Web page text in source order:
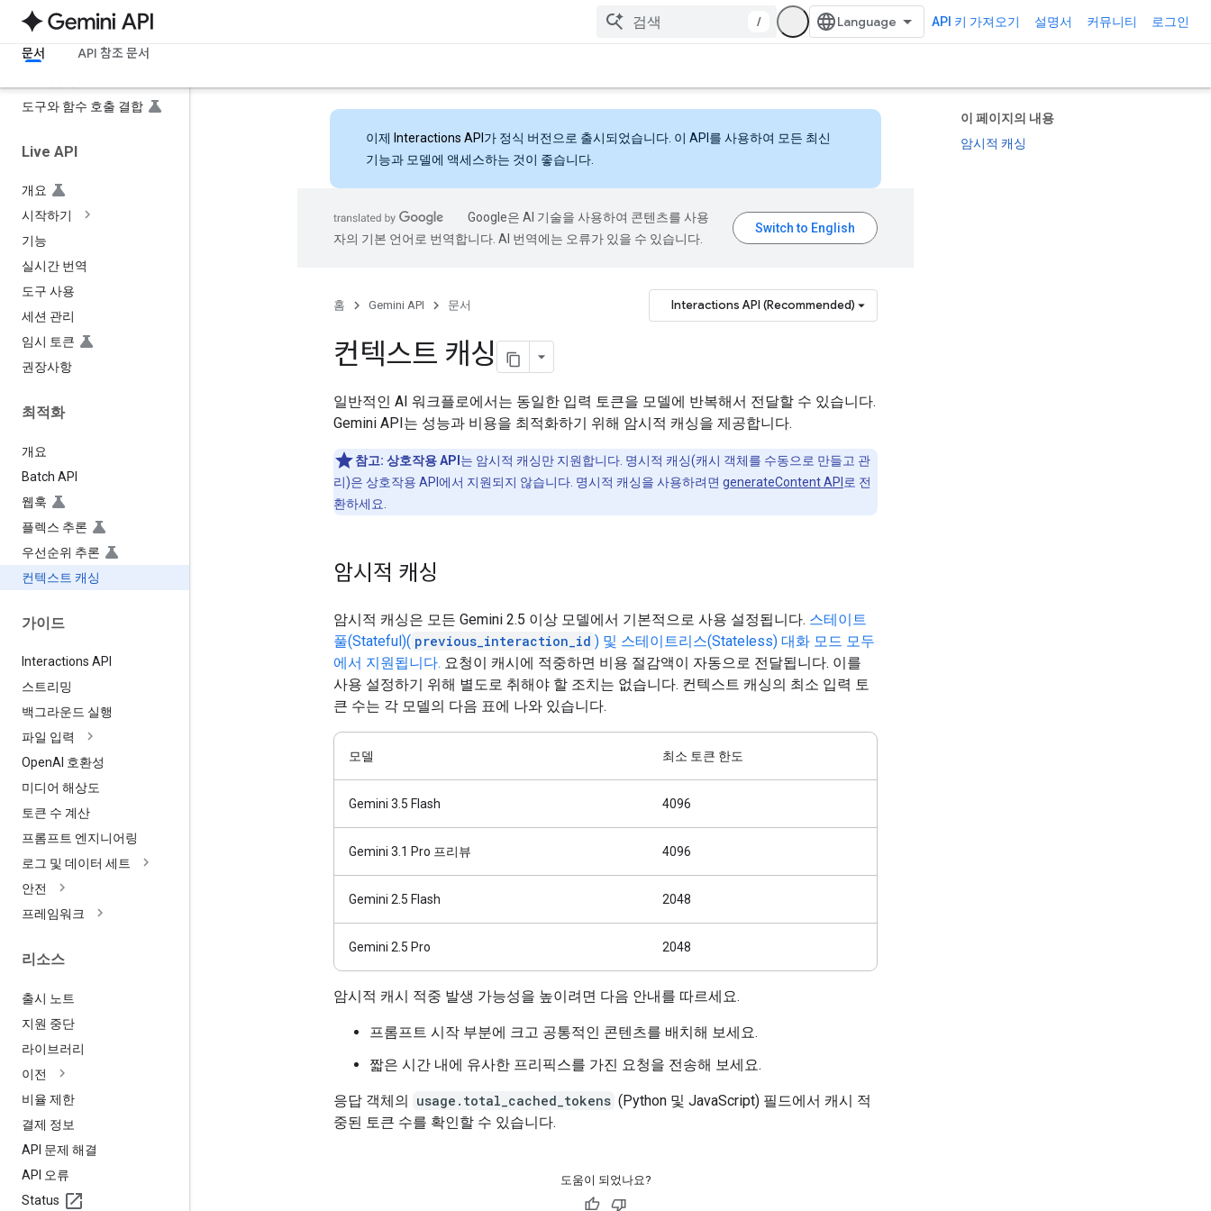
/ API 키 가져오기 설명서 커뮤니티 로그인
문서 API 참조 문서
URL 컨텍스트
Computer Use
도구와 함수 호출 결합
Live API
개요
시작하기
기능
실시간 번역
도구 사용
세션 관리
임시 토큰
권장사항
최적화
개요
Batch API
웹훅
플렉스 추론
우선순위 추론
컨텍스트 캐싱
가이드
Interactions API
스트리밍
백그라운드 실행
파일 입력
OpenAI 호환성
미디어 해상도
토큰 수 계산
프롬프트 엔지니어링
로그 및 데이터 세트
안전
프레임워크
리소스
출시 노트
지원 중단
라이브러리
이전
비율 제한
결제 정보
API 문제 해결
API 오류
Status
이 페이지의 내용
암시적 캐싱
이제 Interactions API 가 정식 버전으로 출시되었습니다. 이 API를 사용하여 모든 최신
기능과 모델에 액세스하는 것이 좋습니다.
Google은 AI 기술을 사용하여 콘텐츠를 사용
자의 기본 언어로 번역합니다. AI 번역에는 오류가 있을 수 있습니다.
홈 Gemini API 문서 Interactions API (Recommended)
컨텍스트 캐싱
일반적인 AI 워크플로에서는 동일한 입력 토큰을 모델에 반복해서 전달할 수 있습니다.
Gemini API는 성능과 비용을 최적화하기 위해 암시적 캐싱을 제공합니다.
참고: 상호작용 API 는 암시적 캐싱만 지원합니다. 명시적 캐싱(캐시 객체를 수동으로 만들고 관
리)은 상호작용 API에서 지원되지 않습니다. 명시적 캐싱을 사용하려면 generateContent API 로 전
환하세요.
암시적 캐싱
암시적 캐싱은 모든 Gemini 2.5 이상 모델에서 기본적으로 사용 설정됩니다. 스테이트
풀(Stateful)( previous_interaction_id ) 및 스테이트리스(Stateless) 대화 모드 모두
에서 지원됩니다. 요청이 캐시에 적중하면 비용 절감액이 자동으로 전달됩니다. 이를
사용 설정하기 위해 별도로 취해야 할 조치는 없습니다. 컨텍스트 캐싱의 최소 입력 토
큰 수는 각 모델의 다음 표에 나와 있습니다.
모델 최소 토큰 한도
Gemini 3.5 Flash 4096
Gemini 3.1 Pro 프리뷰 4096
Gemini 2.5 Flash 2048
Gemini 2.5 Pro 2048
암시적 캐시 적중 발생 가능성을 높이려면 다음 안내를 따르세요.
프롬프트 시작 부분에 크고 공통적인 콘텐츠를 배치해 보세요.
짧은 시간 내에 유사한 프리픽스를 가진 요청을 전송해 보세요.
응답 객체의 usage.total_cached_tokens (Python 및 JavaScript) 필드에서 캐시 적
중된 토큰 수를 확인할 수 있습니다.
도움이 되었나요?